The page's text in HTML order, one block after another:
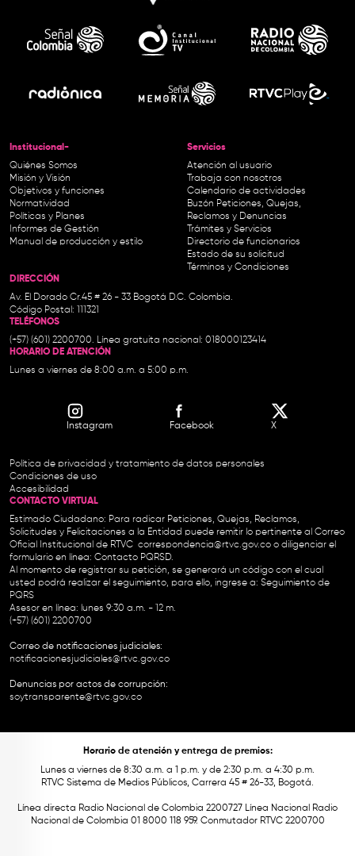
Institucional-
Quiénes Somos
Misión y Visión
Objetivos y funciones
Normatividad
Políticas y Planes
Informes de Gestión
Manual de producción y estilo
Servicios
Atención al usuario
Trabaja con nosotros
Calendario de actividades
Buzón Peticiones, Quejas,
Reclamos y Denuncias
Trámites y Servicios
Directorio de funcionarios
Estado de su solicitud
Términos y Condiciones
DIRECCIÓN
Av. El Dorado Cr.45 # 26 - 33 Bogotá D.C. Colombia.
Código Postal: 111321
TELÉFONOS
(+57) (601) 2200700. Línea gratuita nacional: 018000123414
HORARIO DE ATENCIÓN
Lunes a viernes de 8:00 a.m. a 5:00 p.m.
Instagram Facebook X
Política de privacidad y tratamiento de datos personales
Condiciones de uso
Accesibilidad
CONTACTO VIRTUAL
Estimado Ciudadano: Para radicar Peticiones, Quejas, Reclamos,
Solicitudes y Felicitaciones a la Entidad puede remitir lo pertinente al Correo
Oficial Institucional de RTVC correspondencia@rtvc.gov.co o diligenciar el
formulario en línea: Contacto PQRSD.
Al momento de registrar su petición, se generará un código con el cual
usted podrá realizar el seguimiento, para ello, ingrese a: Seguimiento de
PQRS
Asesor en línea: lunes 9:30 a.m. - 12 m.
(+57) (601) 2200700
Correo de notificaciones judiciales:
notificacionesjudiciales@rtvc.gov.co
Denuncias por actos de corrupción:
soytransparente@rtvc.gov.co
Horario de atención y entrega de premios:
Lunes a viernes de 8:30 a.m. a 1 p.m. y de 2:30 p.m. a 4:30 p.m.
RTVC Sistema de Medios Públicos, Carrera 45 # 26-33, Bogotá.
Línea directa Radio Nacional de Colombia 2200727 Línea Nacional Radio
Nacional de Colombia 01 8000 118 959. Conmutador RTVC 2200700